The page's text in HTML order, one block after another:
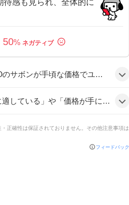
感も見られ、全体的に
50%
ことと、公式オンラインストアでの購入が容易だったことが相まっているようだ。
られ、一部では「香りが強くて驚くほど」といった感想もあった。
正確性は保証されておりません。その他注意事項は
フィードバック